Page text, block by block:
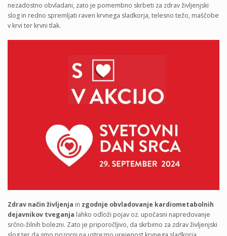
nezadostno obvladani, zato je pomembno skrbeti za zdrav življenjski
slog in redno spremljati raven krvnega sladkorja, telesno težo, maščobe
v krvi ter krvni tlak.
Zdrav način življenja in zgodnje obvladovanje kardiometabolnih
dejavnikov tveganja lahko odloži pojav oz. upočasni napredovanje
srčno-žilnih bolezni. Zato je priporočljivo, da skrbimo za zdrav življenjski